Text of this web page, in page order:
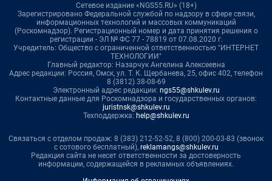
Сетевое издание «NGS55.RU» (18+)
Зарегистрировано Федеральной службой по надзору в сфере связи,
информационных технологий и массовых коммуникаций
(Роскомнадзор). Регистрационный номер и дата принятия решения о
регистрации - ЭЛ № ФС 77 - 78819 от 07.08.2020 г.
Учредитель: Общество с ограниченной ответственностью "ИНТЕРНЕТ
ТЕХНОЛОГИИ"
Главный редактор: Назарчук Ангелина Алексеевна
Адрес редакции: Россия, Омск, ул. Т. К. Щербанева, 25, офис 402, телефон
8 (3812) 38-08-69
Электронный адрес редакции: ngs55@shkulev.ru
Контактные данные для Роскомнадзора и государственных органов:
juristnsk@shkulev.ru
Техподдержка: help@shkulev.ru
Связаться с отделом продаж: 8 (383) 212-52-52, 8 (800) 200-03-83 (звонок
с сотового бесплатный), reklamangs@shkulev.ru
Редакция сайта не несет ответственности за достоверность
информации, содержащейся в рекламных объявлениях.